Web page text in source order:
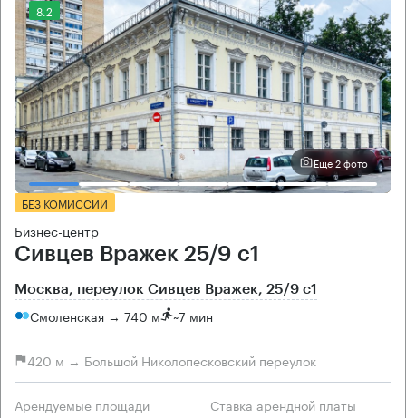
8.2
Еще 2 фото
БЕЗ КОМИССИИ
Бизнес-центр
Сивцев Вражек 25/9 с1
Москва, переулок Сивцев Вражек, 25/9 с1
Смоленская → 740 м ~7 мин
420 м → Большой Николопесковский переулок
Арендуемые площади Ставка арендной платы